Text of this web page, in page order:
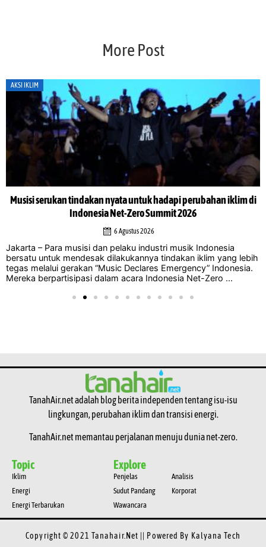
More Post
AKSI IKLIM
Musisi serukan tindakan nyata untuk hadapi perubahan iklim di
Indonesia Net-Zero Summit 2026
6 Agustus 2026
Jakarta – Para musisi dan pelaku industri musik Indonesia
bersatu untuk mendesak dilakukannya tindakan iklim yang lebih
tegas melalui gerakan “Music Declares Emergency” Indonesia.
Mereka berpartisipasi dalam acara Indonesia Net-Zero ...
TanahAir.net adalah blog berita independen tentang isu-isu
lingkungan, perubahan iklim dan transisi energi.
TanahAir.net memantau perjalanan menuju dunia net-zero.
Topic
Iklim
Energi
Energi Terbarukan
Explore
Penjelas
Sudut Pandang
Wawancara
Analisis
Korporat
Copyright © 2021 Tanahair.net || Powered By Kalyana Tech